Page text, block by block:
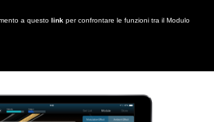
a questo link per confrontare le funzioni tra il Modulo